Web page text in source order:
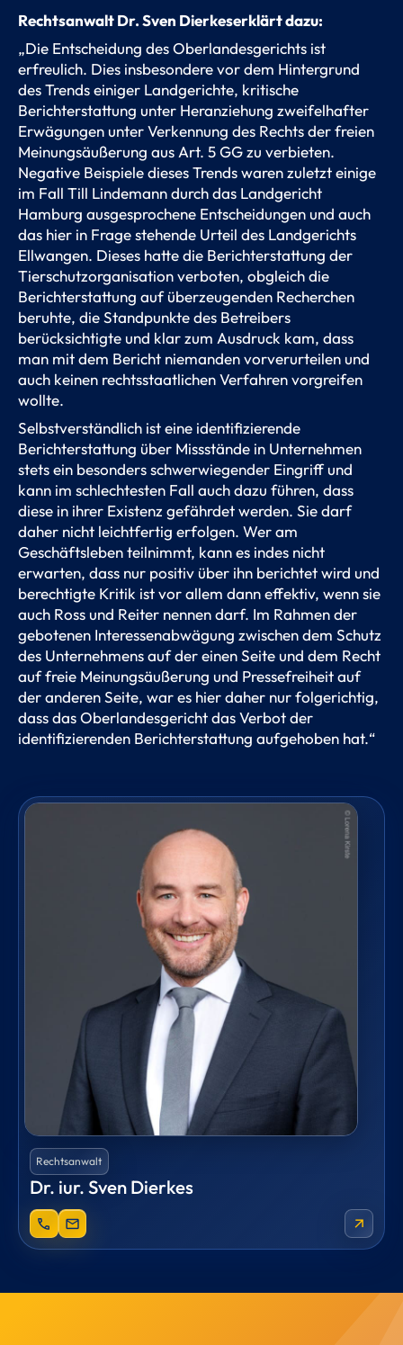
Rechtsanwalt Dr. Sven Dierkeserklärt dazu:
„Die Entscheidung des Oberlandesgerichts ist
erfreulich. Dies insbesondere vor dem Hintergrund
des Trends einiger Landgerichte, kritische
Berichterstattung unter Heranziehung zweifelhafter
Erwägungen unter Verkennung des Rechts der freien
Meinungsäußerung aus Art. 5 GG zu verbieten.
Negative Beispiele dieses Trends waren zuletzt einige
im Fall Till Lindemann durch das Landgericht
Hamburg ausgesprochene Entscheidungen und auch
das hier in Frage stehende Urteil des Landgerichts
Ellwangen. Dieses hatte die Berichterstattung der
Tierschutzorganisation verboten, obgleich die
Berichterstattung auf überzeugenden Recherchen
beruhte, die Standpunkte des Betreibers
berücksichtigte und klar zum Ausdruck kam, dass
man mit dem Bericht niemanden vorverurteilen und
auch keinen rechtsstaatlichen Verfahren vorgreifen
wollte.
Selbstverständlich ist eine identifizierende
Berichterstattung über Missstände in Unternehmen
stets ein besonders schwerwiegender Eingriff und
kann im schlechtesten Fall auch dazu führen, dass
diese in ihrer Existenz gefährdet werden. Sie darf
daher nicht leichtfertig erfolgen. Wer am
Geschäftsleben teilnimmt, kann es indes nicht
erwarten, dass nur positiv über ihn berichtet wird und
berechtigte Kritik ist vor allem dann effektiv, wenn sie
auch Ross und Reiter nennen darf. Im Rahmen der
gebotenen Interessenabwägung zwischen dem Schutz
des Unternehmens auf der einen Seite und dem Recht
auf freie Meinungsäußerung und Pressefreiheit auf
der anderen Seite, war es hier daher nur folgerichtig,
dass das Oberlandesgericht das Verbot der
identifizierenden Berichterstattung aufgehoben hat.“
Rechtsanwalt
Dr. iur. Sven Dierkes
phone mail arrow_outward